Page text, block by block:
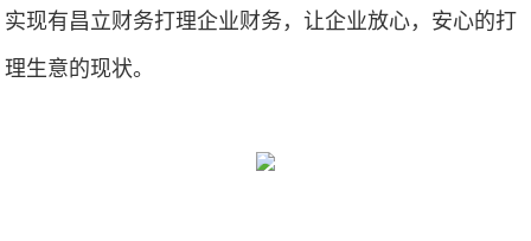
实现有昌立财务打理企业财务，让企业放心，安心的打
理生意的现状。